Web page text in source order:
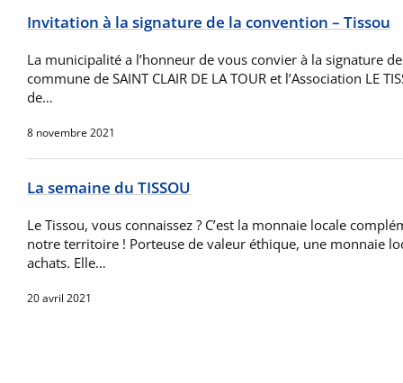
Invitation à la signature de la convention – Tissou
La municipalité a l’honneur de vous convier à la signature
commune de SAINT CLAIR DE LA TOUR et l’Association LE
de…
8 novembre 2021
La semaine du TISSOU
Le Tissou, vous connaissez ? C’est la monnaie locale
notre territoire ! Porteuse de valeur éthique, une monnaie
achats. Elle…
20 avril 2021